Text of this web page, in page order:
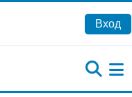
Вход